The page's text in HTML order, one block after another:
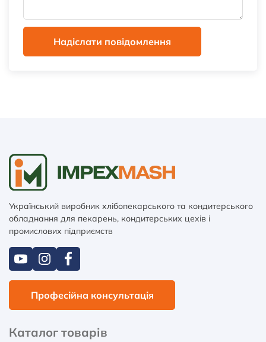
Надіслати повідомлення
Український виробник хлібопекарського та кондитерського
обладнання для пекарень, кондитерських цехів і
промислових підприємств
Професійна консультація
Каталог товарів